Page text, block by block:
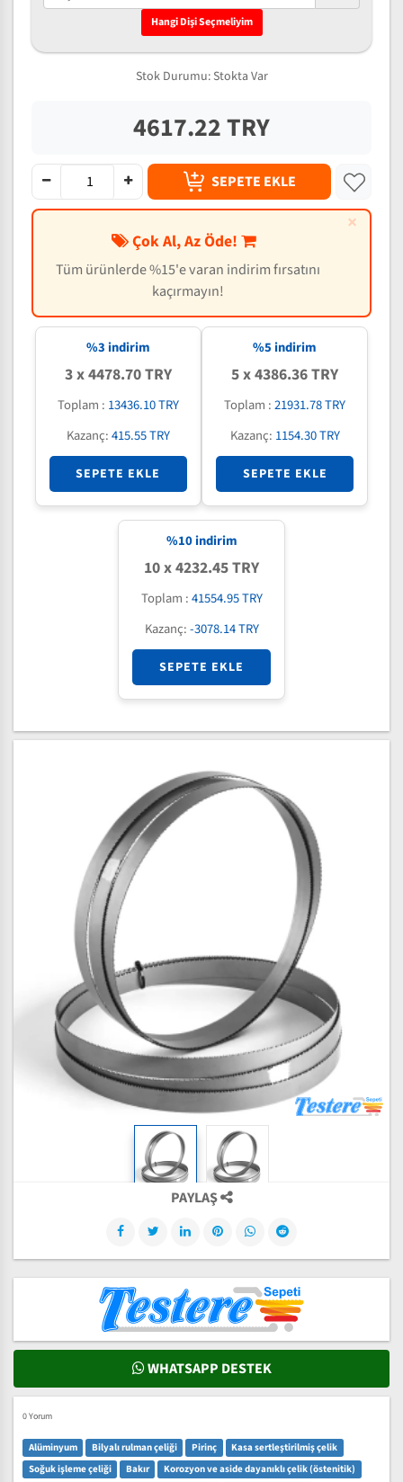
Hangi Dişi Seçmeliyim
Stok Durumu: Stokta Var
4617.22 TRY
SEPETE EKLE
×
Çok Al, Az Öde!
Tüm ürünlerde %15'e varan indirim fırsatını
kaçırmayın!
%3 indirim
3 x 4478.70 TRY
Toplam : 13436.10 TRY
Kazanç:415.55 TRY
SEPETE EKLE
%5 indirim
5 x 4386.36 TRY
Toplam :21931.78 TRY
Kazanç: 1154.30 TRY
SEPETE EKLE
%10indirim
10 x 4232.45 TRY
Toplam :41554.95 TRY
Kazanç:-3078.14 TRY
SEPETE EKLE
PAYLAŞ
WHATSAPP DESTEK
0 Yorum
Alüminyum Bilyalı rulman çeliği Pirinç
Kasa sertleştirilmiş çelik
Soğuk işleme çeliği
Bakır
Korozyon ve aside dayanıklı çelik (östenitik)